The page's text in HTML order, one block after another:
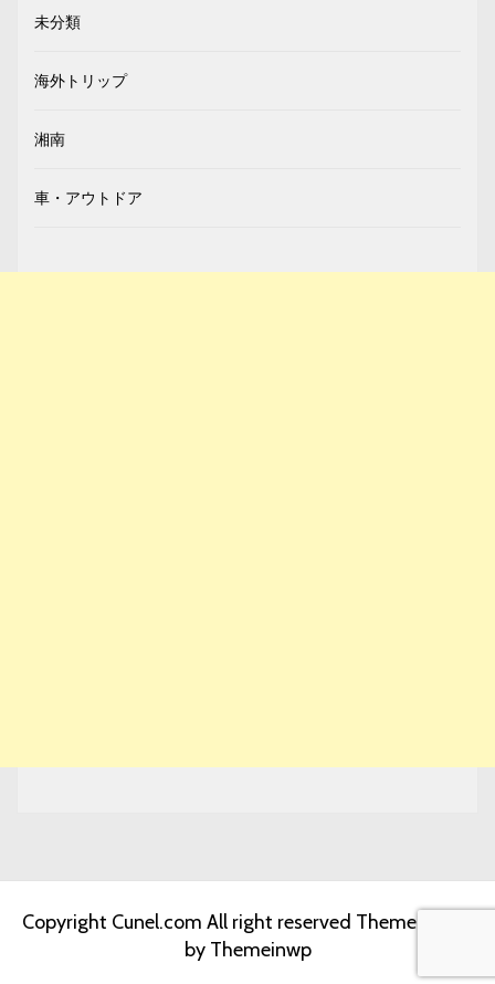
未分類
海外トリップ
湘南
車・アウトドア
Copyright Cunel.com All right reserved Theme: Jumla
by Themeinwp